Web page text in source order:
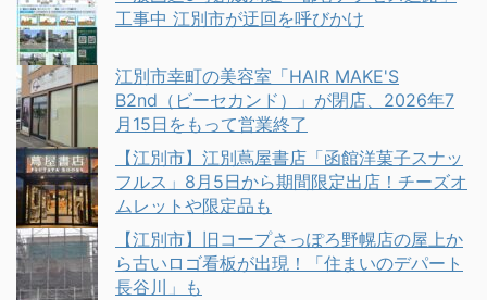
工事中 江別市が迂回を呼びかけ
江別市幸町の美容室「HAIR MAKE'S
B2nd（ビーセカンド）」が閉店、2026年7
月15日をもって営業終了
【江別市】江別蔦屋書店「函館洋菓子スナッ
フルス」8月5日から期間限定出店！チーズオ
ムレットや限定品も
【江別市】旧コープさっぽろ野幌店の屋上か
ら古いロゴ看板が出現！「住まいのデパート
長谷川」も